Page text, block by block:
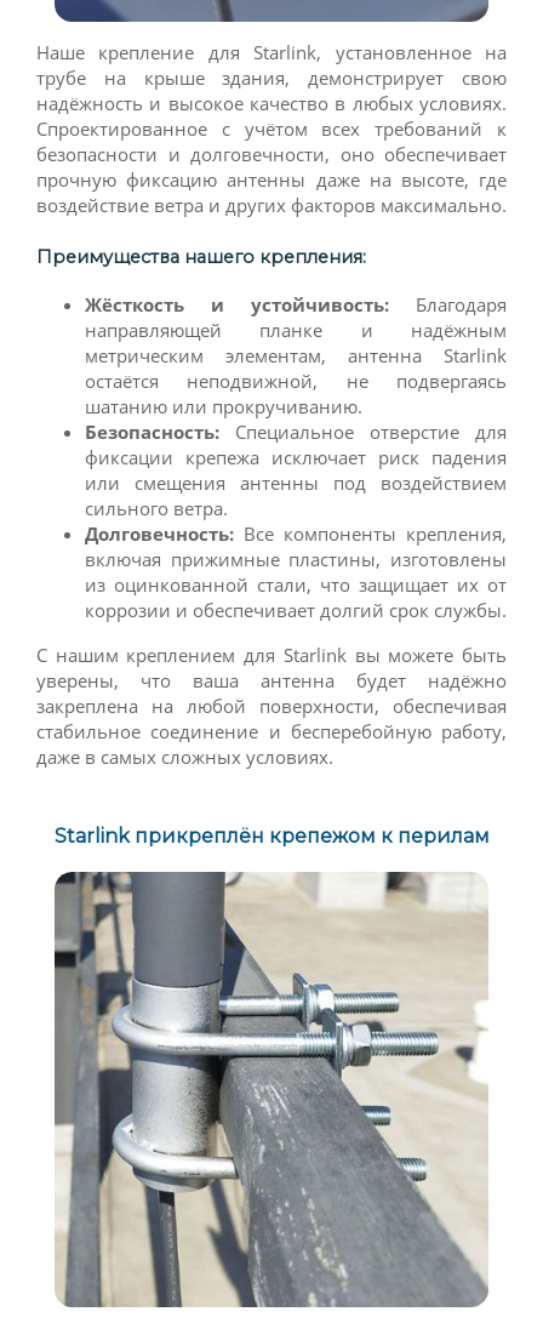
Наше крепление для Starlink, установленное на
трубе на крыше здания, демонстрирует свою
надёжность и высокое качество в любых условиях.
Спроектированное с учётом всех требований к
безопасности и долговечности, оно обеспечивает
прочную фиксацию антенны даже на высоте, где
воздействие ветра и других факторов максимально.
Преимущества нашего крепления:
Жёсткость и устойчивость: Благодаря
направляющей планке и надёжным
метрическим элементам, антенна Starlink
остаётся неподвижной, не подвергаясь
шатанию или прокручиванию.
Безопасность: Специальное отверстие для
фиксации крепежа исключает риск падения
или смещения антенны под воздействием
сильного ветра.
Долговечность: Все компоненты крепления,
включая прижимные пластины, изготовлены
из оцинкованной стали, что защищает их от
коррозии и обеспечивает долгий срок службы.
С нашим креплением для Starlink вы можете быть
уверены, что ваша антенна будет надёжно
закреплена на любой поверхности, обеспечивая
стабильное соединение и бесперебойную работу,
даже в самых сложных условиях.
Starlink прикреплён крепежом к перилам